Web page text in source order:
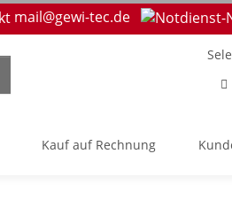
mail@gewi-tec.de
Kauf auf Rechnung